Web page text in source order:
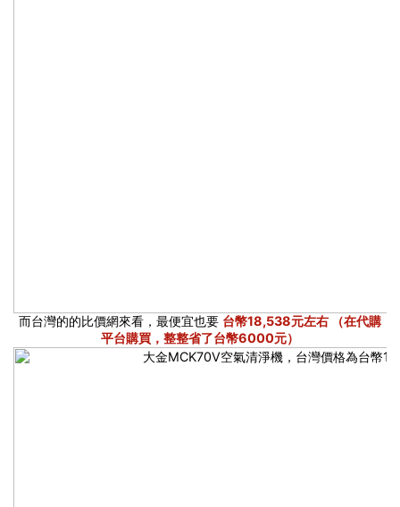
而台灣的的比價網來看，最便宜也要 台幣18,538元左右 （在代購
平台購買，整整省了台幣6000元）